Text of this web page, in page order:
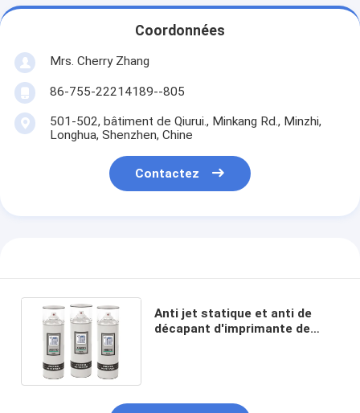
Coordonnées
Mrs. Cherry Zhang
86-755-22214189--805
501-502, bâtiment de Qiurui., Minkang Rd., Minzhi,
Longhua, Shenzhen, Chine
Contactez
Anti jet statique et anti de
décapant d'imprimante de